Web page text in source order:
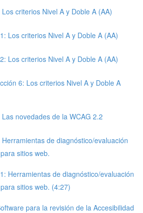
criterios Nivel A y Doble A (AA)
Los criterios Nivel A y Doble A (AA)
Los criterios Nivel A y Doble A (AA)
6: Los criterios Nivel A y Doble A
novedades de la WCAG 2.2
de diagnóstico/evaluación
sitios web.
Herramientas de diagnóstico/evaluación
sitios web. (4:27)
para la revisión de la Accesibilidad